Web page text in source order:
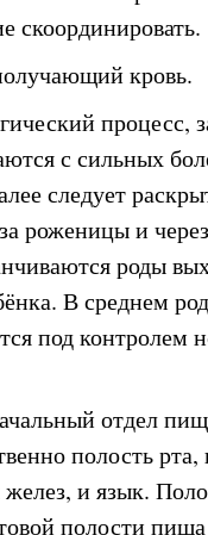
скоординировать.
кровь.
процесс,
с сильных
следует
роженицы и
роды
В среднем
под контролем
отдел
полость
и язык.
полости